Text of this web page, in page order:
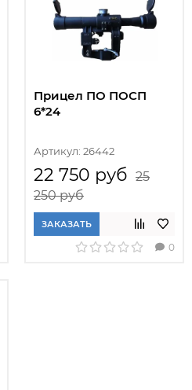
Прицел ПО ПОСП
6*24
Артикул: 26442
22 750 руб 25
250 руб
ЗАКАЗАТЬ
0